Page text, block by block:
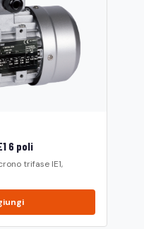
6 poli
trifase IE1,